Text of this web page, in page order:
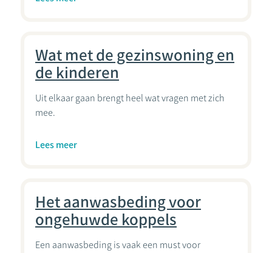
Wat met de gezinswoning en
de kinderen
Uit elkaar gaan brengt heel wat vragen met zich
mee.
Lees meer
Het aanwasbeding voor
ongehuwde koppels
Een aanwasbeding is vaak een must voor